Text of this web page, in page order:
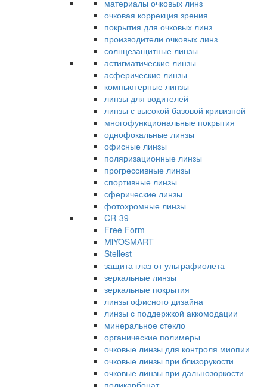
материалы очковых линз
очковая коррекция зрения
покрытия для очковых линз
производители очковых линз
солнцезащитные линзы
астигматические линзы
асферические линзы
компьютерные линзы
линзы для водителей
линзы с высокой базовой кривизной
многофункциональные покрытия
однофокальные линзы
офисные линзы
поляризационные линзы
прогрессивные линзы
спортивные линзы
сферические линзы
фотохромные линзы
CR-39
Free Form
MiYOSMART
Stellest
защита глаз от ультрафиолета
зеркальные линзы
зеркальные покрытия
линзы офисного дизайна
линзы с поддержкой аккомодации
минеральное стекло
органические полимеры
очковые линзы для контроля миопии
очковые линзы при близорукости
очковые линзы при дальнозоркости